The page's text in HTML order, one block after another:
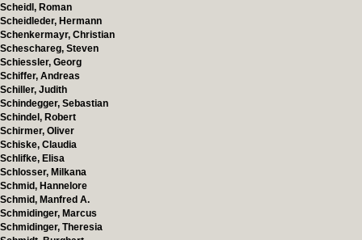
Scheidl, Roman
Scheidleder, Hermann
Schenkermayr, Christian
Scheschareg, Steven
Schiessler, Georg
Schiffer, Andreas
Schiller, Judith
Schindegger, Sebastian
Schindel, Robert
Schirmer, Oliver
Schiske, Claudia
Schlifke, Elisa
Schlosser, Milkana
Schmid, Hannelore
Schmid, Manfred A.
Schmidinger, Marcus
Schmidinger, Theresia